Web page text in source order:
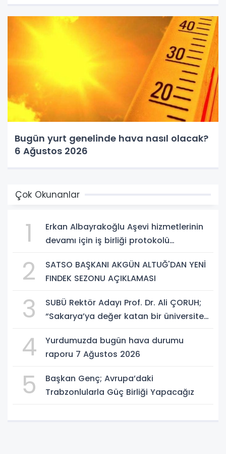
Bugün yurt genelinde hava nasıl olacak?
6 Ağustos 2026
Çok Okunanlar
1
Erkan Albayrakoğlu Aşevi hizmetlerinin
devamı için iş birliği protokolü
2
SATSO BAŞKANI AKGÜN ALTUĞ'DAN YENİ
FINDEK SEZONU AÇIKLAMASI
3
SUBÜ Rektör Adayı Prof. Dr. Ali ÇORUH;
“Sakarya’ya değer katan bir üniversite
4
Yurdumuzda bugün hava durumu
raporu 7 Ağustos 2026
5
Başkan Genç; Avrupa’daki
Trabzonlularla Güç Birliği Yapacağız